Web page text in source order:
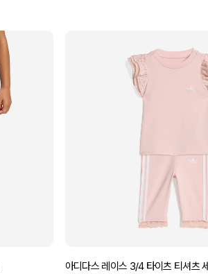
아디다스 레이스 3/4 타이츠 티셔츠